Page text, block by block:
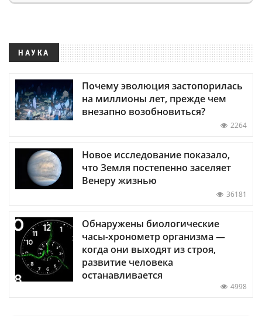
НАУКА
Почему эволюция застопорилась
на миллионы лет, прежде чем
внезапно возобновиться?
2264
Новое исследование показало,
что Земля постепенно заселяет
Венеру жизнью
36181
Обнаружены биологические
часы-хронометр организма —
когда они выходят из строя,
развитие человека
останавливается
4998